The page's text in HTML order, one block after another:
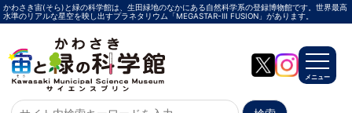
かわさき宙(そら)と緑の科学館は、生田緑地のなかにある自然科学系の登録博物館です。世界最高
水準のリアルな星空を映し出すプラネタリウム「MEGASTAR-Ⅲ FUSION」があります。
メニュー